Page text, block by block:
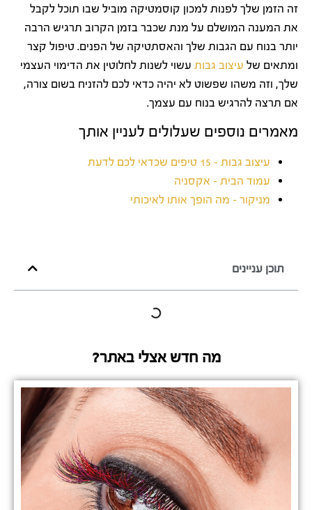
זה הזמן שלך לפנות למכון קוסמטיקה מוביל שבו תוכל לקבל
את המענה המושלם על מנת שכבר בזמן הקרוב תרגיש הרבה
יותר בנוח עם הגבות שלך והאסתטיקה של הפנים. טיפול קצר
ומתאים של עיצוב גבות עשוי לשנות לחלוטין את הדימוי העצמי
שלך, וזה משהו שפשוט לא יהיה כדאי לכם להזניח בשום צורה,
אם תרצה להרגיש בנוח עם עצמך.
מאמרים נוספים שעלולים לעניין אותך
עיצוב גבות – 15 טיפים שכדאי לכם לדעת
עמוד הבית – אקסניה
מניקור – מה הופך אותו לאיכותי
תוכן עניינים
מה חדש אצלי באתר?